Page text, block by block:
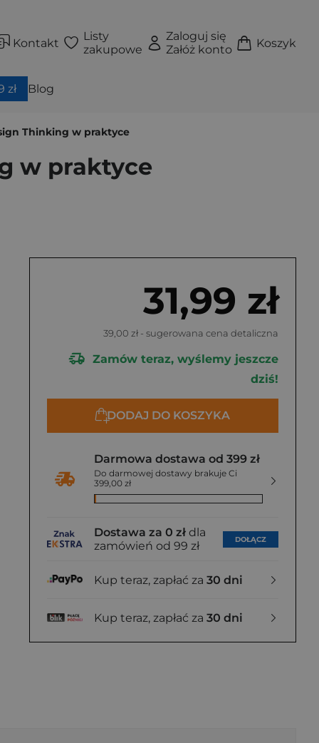
Kontakt
Listy
zakupowe
Zaloguj się
Załóż konto
Koszyk
zł Blog
Thinking w praktyce
w praktyce
31,99 zł
39,00 zł - sugerowana cena detaliczna
Zamów teraz, wyślemy jeszcze
dziś!
DODAJ DO KOSZYKA
Darmowa dostawa od 399 zł
Do darmowej dostawy brakuje Ci
399,00 zł
Dostawa za 0 zł dla
zamówień od 99 zł
DOŁĄCZ
Kup teraz, zapłać za 30 dni
Kup teraz, zapłać za 30 dni